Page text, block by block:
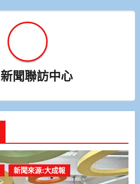
新聞聯訪中心
新聞來源:大成報